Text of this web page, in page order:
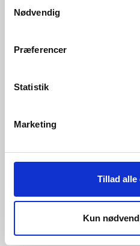
Nødvendig
Præferencer
Statistik
Marketing
Tillad alle
Kun
Produktion af eget
øger udbyttet
og reducerer
eksterne foderleverandører